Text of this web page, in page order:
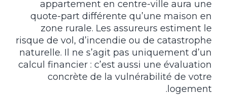
appartement en centre-ville aura une
quote-part différente qu’une maison en
zone rurale. Les assureurs estiment le
risque de vol, d’incendie ou de catastrophe
naturelle. Il ne s’agit pas uniquement d’un
calcul financier : c’est aussi une évaluation
concrète de la vulnérabilité de votre
logement.